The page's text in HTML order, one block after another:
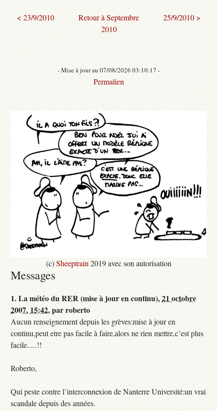
< 23/9/2010
Retour à Septembre
2010
25/9/2010 >
- Mise à jour au 07/08/2026 03:10:17 -
Permalien
(c)Sheeptrain 2019 avec son autorisation
Messages
1.La météo du RER (mise à jour en continu),21 octobre
2007, 15:42,parroberto
Aucun renseignement depuis les grèves:mise à jour en
continu,peut etre pas facile à faire,alors ne rien mettre,c’est plus
facile.....!!
Roberto,
Qui peste contre l’interconnexion de Nanterre Université:un vrai
scandale depuis des années.